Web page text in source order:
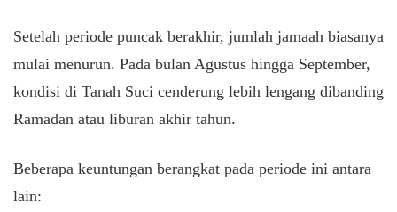
Setelah periode puncak berakhir, jumlah jamaah biasanya
mulai menurun. Pada bulan Agustus hingga September,
kondisi di Tanah Suci cenderung lebih lengang dibanding
Ramadan atau liburan akhir tahun.
Beberapa keuntungan berangkat pada periode ini antara
lain: